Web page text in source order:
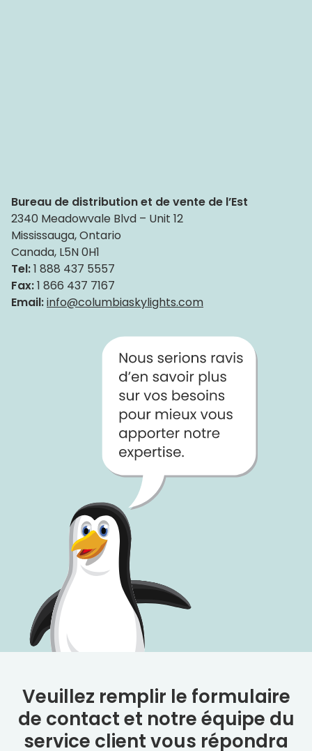
Bureau de distribution et de vente de l’Est
2340 Meadowvale Blvd – Unit 12
Mississauga, Ontario
Canada, L5N 0H1
Tel:1 888 437 5557
Fax:1 866 437 7167
Email:info@columbiaskylights.com
Veuillez remplir le formulaire
de contact et notre équipe du
service client vous répondra